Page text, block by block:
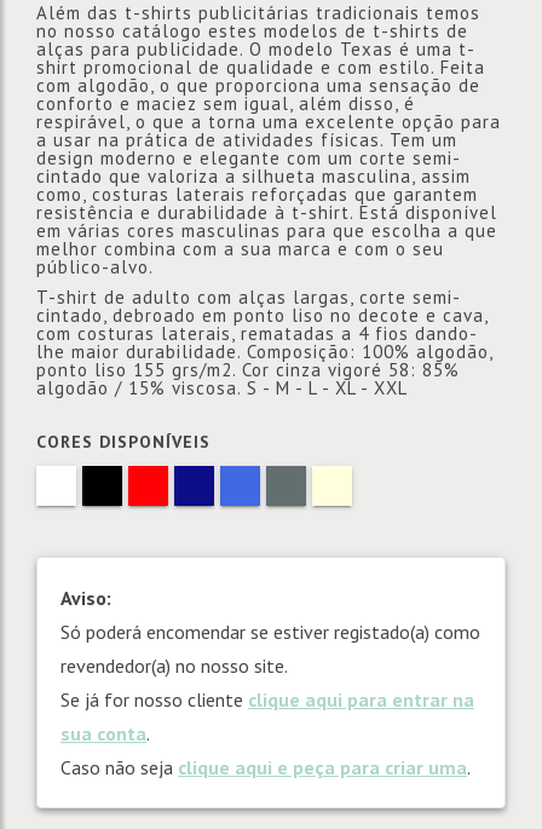
Além das t-shirts publicitárias tradicionais temos
no nosso catálogo estes modelos de t-shirts de
alças para publicidade. O modelo Texas é uma t-
shirt promocional de qualidade e com estilo. Feita
com algodão, o que proporciona uma sensação de
conforto e maciez sem igual, além disso, é
respirável, o que a torna uma excelente opção para
a usar na prática de atividades físicas. Tem um
design moderno e elegante com um corte semi-
cintado que valoriza a silhueta masculina, assim
como, costuras laterais reforçadas que garantem
resistência e durabilidade à t-shirt. Está disponível
em várias cores masculinas para que escolha a que
melhor combina com a sua marca e com o seu
público-alvo.
T-shirt de adulto com alças largas, corte semi-
cintado, debroado em ponto liso no decote e cava,
com costuras laterais, rematadas a 4 fios dando-
lhe maior durabilidade. Composição: 100% algodão,
ponto liso 155 grs/m2. Cor cinza vigoré 58: 85%
algodão / 15% viscosa. S - M - L - XL - XXL
CORES DISPONÍVEIS
Aviso:
Só poderá encomendar se estiver registado(a) como
revendedor(a) no nosso site.
Se já for nosso cliente clique aqui para entrar na
sua conta.
Caso não seja clique aqui e peça para criar uma.